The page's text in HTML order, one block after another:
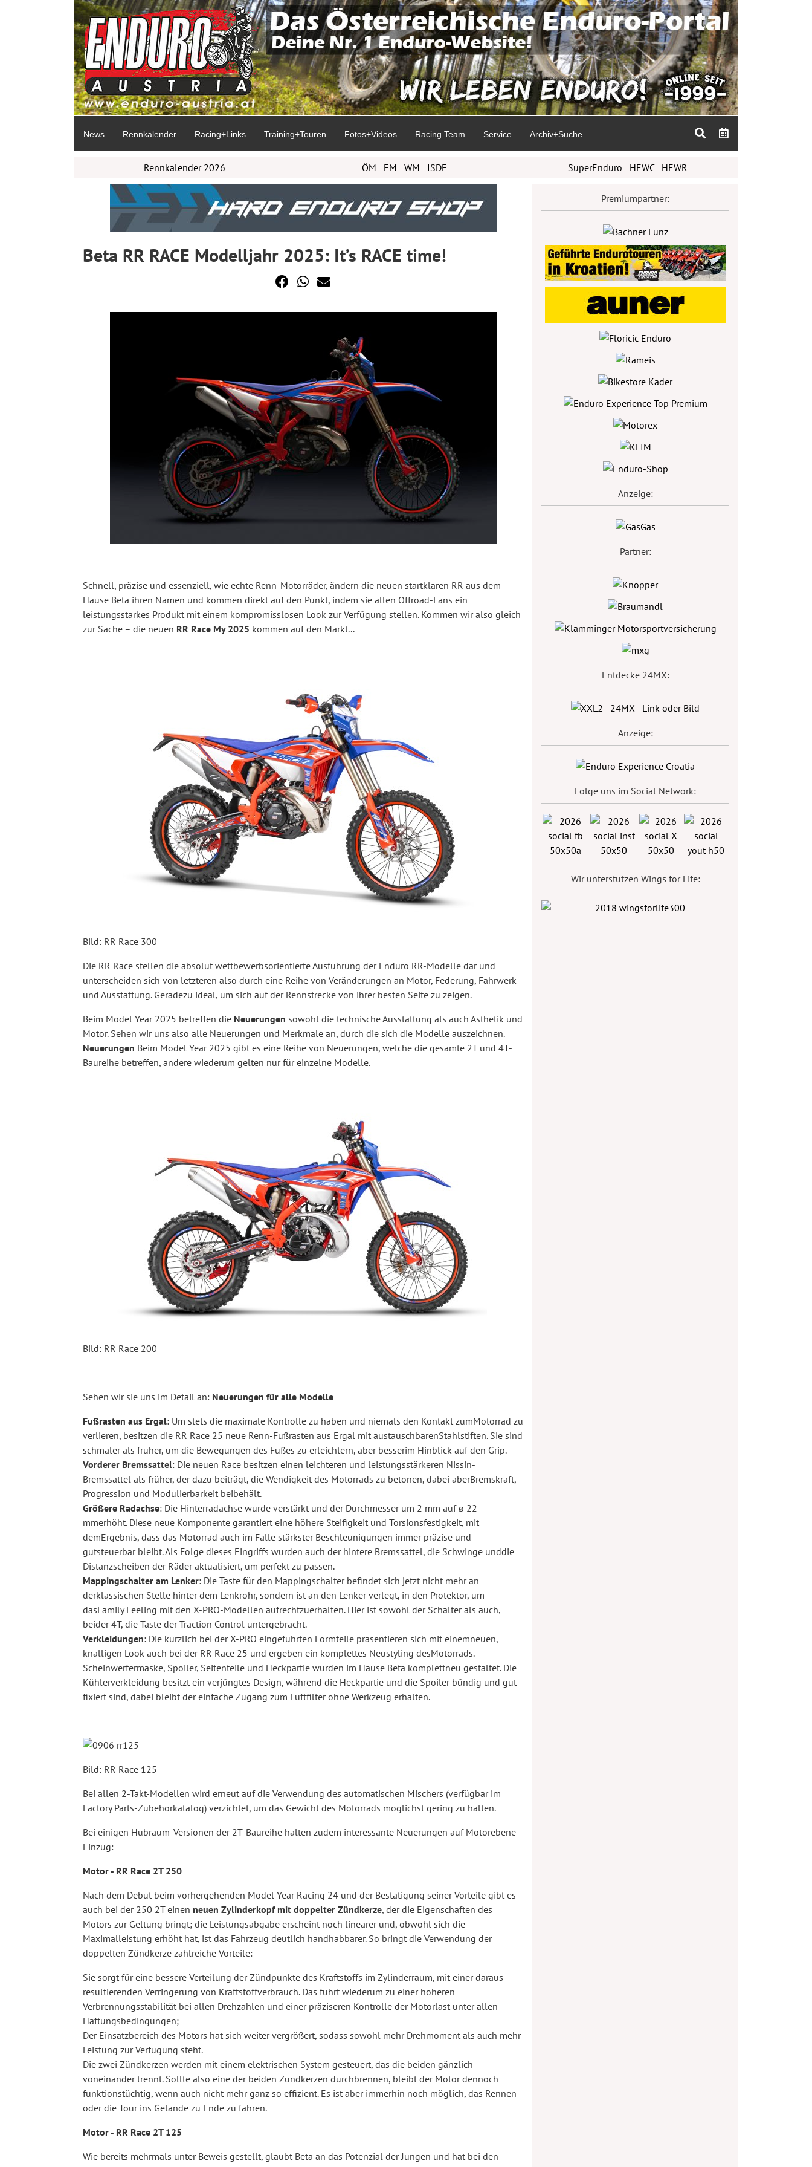
News Rennkalender Racing+Links Training+Touren Fotos+Videos Racing Team Service Archiv+Suche
Rennkalender 2026 ÖM EM WM ISDE SuperEnduro HEWC HEWR
Beta RR RACE Modelljahr 2025: It’s RACE time!
Schnell, präzise und essenziell, wie echte Renn-Motorräder, ändern die neuen startklaren RR aus dem
Hause Beta ihren Namen und kommen direkt auf den Punkt, indem sie allen Offroad-Fans ein
leistungsstarkes Produkt mit einem kompromisslosen Look zur Verfügung stellen. Kommen wir also gleich
zur Sache – die neuen RR Race My 2025 kommen auf den Markt...
Bild: RR Race 300
Die RR Race stellen die absolut wettbewerbsorientierte Ausführung der Enduro RR-Modelle dar und
unterscheiden sich von letzteren also durch eine Reihe von Veränderungen an Motor, Federung, Fahrwerk
und Ausstattung. Geradezu ideal, um sich auf der Rennstrecke von ihrer besten Seite zu zeigen.
Beim Model Year 2025 betreffen die Neuerungen sowohl die technische Ausstattung als auch Ästhetik und
Motor. Sehen wir uns also alle Neuerungen und Merkmale an, durch die sich die Modelle auszeichnen.
Neuerungen Beim Model Year 2025 gibt es eine Reihe von Neuerungen, welche die gesamte 2T und 4T-
Baureihe betreffen, andere wiederum gelten nur für einzelne Modelle.
Bild: RR Race 200
Sehen wir sie uns im Detail an: Neuerungen für alle Modelle
Fußrasten aus Ergal: Um stets die maximale Kontrolle zu haben und niemals den Kontakt zumMotorrad zu
verlieren, besitzen die RR Race 25 neue Renn-Fußrasten aus Ergal mit austauschbarenStahlstiften. Sie sind
schmaler als früher, um die Bewegungen des Fußes zu erleichtern, aber besserim Hinblick auf den Grip.
Vorderer Bremssattel: Die neuen Race besitzen einen leichteren und leistungsstärkeren Nissin-
Bremssattel als früher, der dazu beiträgt, die Wendigkeit des Motorrads zu betonen, dabei aberBremskraft,
Progression und Modulierbarkeit beibehält.
Größere Radachse: Die Hinterradachse wurde verstärkt und der Durchmesser um 2 mm auf ø 22
mmerhöht. Diese neue Komponente garantiert eine höhere Steifigkeit und Torsionsfestigkeit, mit
demErgebnis, dass das Motorrad auch im Falle stärkster Beschleunigungen immer präzise und
gutsteuerbar bleibt. Als Folge dieses Eingriffs wurden auch der hintere Bremssattel, die Schwinge unddie
Distanzscheiben der Räder aktualisiert, um perfekt zu passen.
Mappingschalter am Lenker: Die Taste für den Mappingschalter befindet sich jetzt nicht mehr an
derklassischen Stelle hinter dem Lenkrohr, sondern ist an den Lenker verlegt, in den Protektor, um
dasFamily Feeling mit den X-PRO-Modellen aufrechtzuerhalten. Hier ist sowohl der Schalter als auch,
beider 4T, die Taste der Traction Control untergebracht.
Verkleidungen: Die kürzlich bei der X-PRO eingeführten Formteile präsentieren sich mit einemneuen,
knalligen Look auch bei der RR Race 25 und ergeben ein komplettes Neustyling desMotorrads.
Scheinwerfermaske, Spoiler, Seitenteile und Heckpartie wurden im Hause Beta komplettneu gestaltet. Die
Kühlerverkleidung besitzt ein verjüngtes Design, während die Heckpartie und die Spoiler bündig und gut
fixiert sind, dabei bleibt der einfache Zugang zum Luftfilter ohne Werkzeug erhalten.
Bild: RR Race 125
Bei allen 2-Takt-Modellen wird erneut auf die Verwendung des automatischen Mischers (verfügbar im
Factory Parts-Zubehörkatalog) verzichtet, um das Gewicht des Motorrads möglichst gering zu halten.
Bei einigen Hubraum-Versionen der 2T-Baureihe halten zudem interessante Neuerungen auf Motorebene
Einzug:
Motor - RR Race 2T 250
Nach dem Debüt beim vorhergehenden Model Year Racing 24 und der Bestätigung seiner Vorteile gibt es
auch bei der 250 2T einen neuen Zylinderkopf mit doppelter Zündkerze, der die Eigenschaften des
Motors zur Geltung bringt; die Leistungsabgabe erscheint noch linearer und, obwohl sich die
Maximalleistung erhöht hat, ist das Fahrzeug deutlich handhabbarer. So bringt die Verwendung der
doppelten Zündkerze zahlreiche Vorteile:
Sie sorgt für eine bessere Verteilung der Zündpunkte des Kraftstoffs im Zylinderraum, mit einer daraus
resultierenden Verringerung von Kraftstoffverbrauch. Das führt wiederum zu einer höheren
Verbrennungsstabilität bei allen Drehzahlen und einer präziseren Kontrolle der Motorlast unter allen
Haftungsbedingungen;
Der Einsatzbereich des Motors hat sich weiter vergrößert, sodass sowohl mehr Drehmoment als auch mehr
Leistung zur Verfügung steht.
Die zwei Zündkerzen werden mit einem elektrischen System gesteuert, das die beiden gänzlich
voneinander trennt. Sollte also eine der beiden Zündkerzen durchbrennen, bleibt der Motor dennoch
funktionstüchtig, wenn auch nicht mehr ganz so effizient. Es ist aber immerhin noch möglich, das Rennen
oder die Tour ins Gelände zu Ende zu fahren.
Motor - RR Race 2T 125
Wie bereits mehrmals unter Beweis gestellt, glaubt Beta an das Potenzial der Jungen und hat bei den
Premiumpartner:
Anzeige:
Partner:
Entdecke 24MX:
Anzeige:
Folge uns im Social Network:
Wir unterstützen Wings for Life: